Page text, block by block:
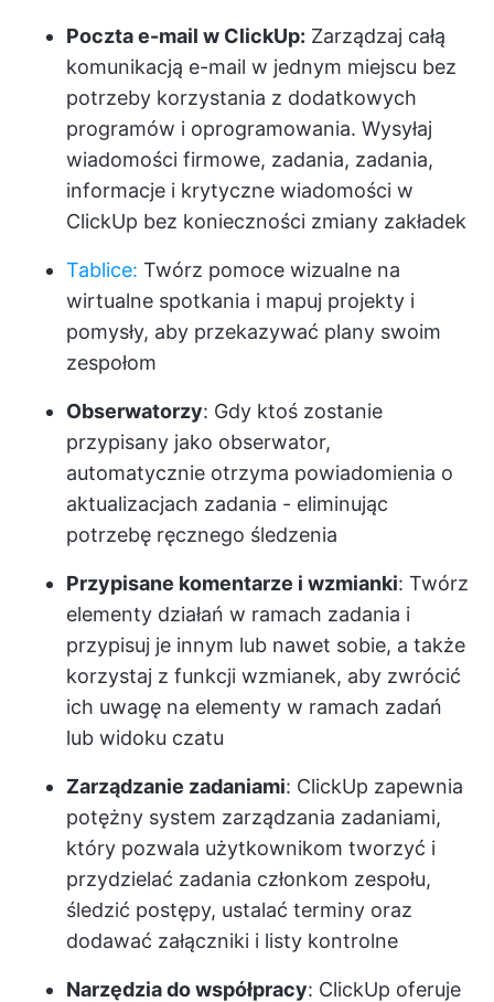
Poczta e-mail w ClickUp: Zarządzaj całą
komunikacją e-mail w jednym miejscu bez
potrzeby korzystania z dodatkowych
programów i oprogramowania. Wysyłaj
wiadomości firmowe, zadania, zadania,
informacje i krytyczne wiadomości w
ClickUp bez konieczności zmiany zakładek
Tablice: Twórz pomoce wizualne na
wirtualne spotkania i mapuj projekty i
pomysły, aby przekazywać plany swoim
zespołom
Obserwatorzy: Gdy ktoś zostanie
przypisany jako obserwator,
automatycznie otrzyma powiadomienia o
aktualizacjach zadania - eliminując
potrzebę ręcznego śledzenia
Przypisane komentarze i wzmianki: Twórz
elementy działań w ramach zadania i
przypisuj je innym lub nawet sobie, a także
korzystaj z funkcji wzmianek, aby zwrócić
ich uwagę na elementy w ramach zadań
lub widoku czatu
Zarządzanie zadaniami: ClickUp zapewnia
potężny system zarządzania zadaniami,
który pozwala użytkownikom tworzyć i
przydzielać zadania członkom zespołu,
śledzić postępy, ustalać terminy oraz
dodawać załączniki i listy kontrolne
Narzędzia do współpracy: ClickUp oferuje